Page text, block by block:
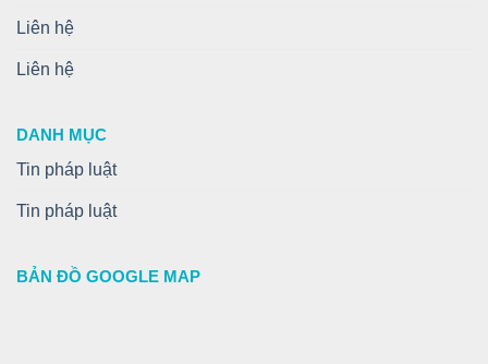
Liên hệ
Liên hệ
DANH MỤC
Tin pháp luật
Tin pháp luật
BẢN ĐỒ GOOGLE MAP